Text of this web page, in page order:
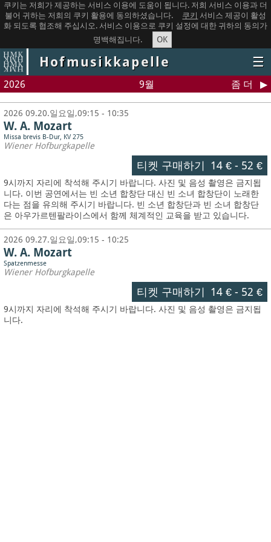
쿠키는 저희가 제공하는 서비스 이용에 도움이 됩니다. 저희 서비스 이용과 더
불어 귀하는 저희의 쿠키 활용에 동의하셨습니다.
쿠키 서비스 제공이 활성
화 되도록 협조해 주십시오. 서비스 이용으로 쿠키 설정에 대한 귀하의 동의가
명백해집니다.
OK
Hofmusikkapelle ☰
2026 9월 좀 더
2026 09.20.일요일,09:15 - 10:35
W. A. Mozart
Missa brevis B-Dur, KV 275
Wiener Hofburgkapelle
티켓 구매하기 14 €- 52 €
9시까지 자리에 착석해 주시기 바랍니다. 사진 및 음성 촬영은 금지됩
니다. 이번 공연에서는 빈 소년 합창단 대신 빈 소녀 합창단이 노래한
다는 점을 유의해 주시기 바랍니다. 빈 소년 합창단과 빈 소녀 합창단
은 아우가르텐팔라이스에서 함께 체계적인 교육을 받고 있습니다.
2026 09.27.일요일,09:15 - 10:25
W. A. Mozart
Spatzenmesse
Wiener Hofburgkapelle
티켓 구매하기 14 €- 52 €
9시까지 자리에 착석해 주시기 바랍니다. 사진 및 음성 촬영은 금지됩
니다.